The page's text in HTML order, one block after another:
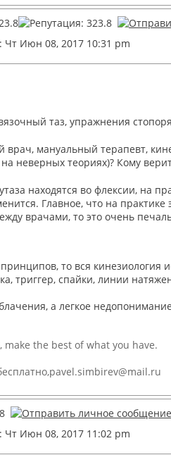
Чт Июн 08, 2017 10:31 pm
таз, упражнения
врач, мануальный терапевт,
на неверных теориях)? Кому
находятся во флексии, на
Главное, что на
врачами, то это очень
то вся кинезиология
триггер, спайки, линии
а легкое
the best of what you have.
Чт Июн 08, 2017 11:02 pm